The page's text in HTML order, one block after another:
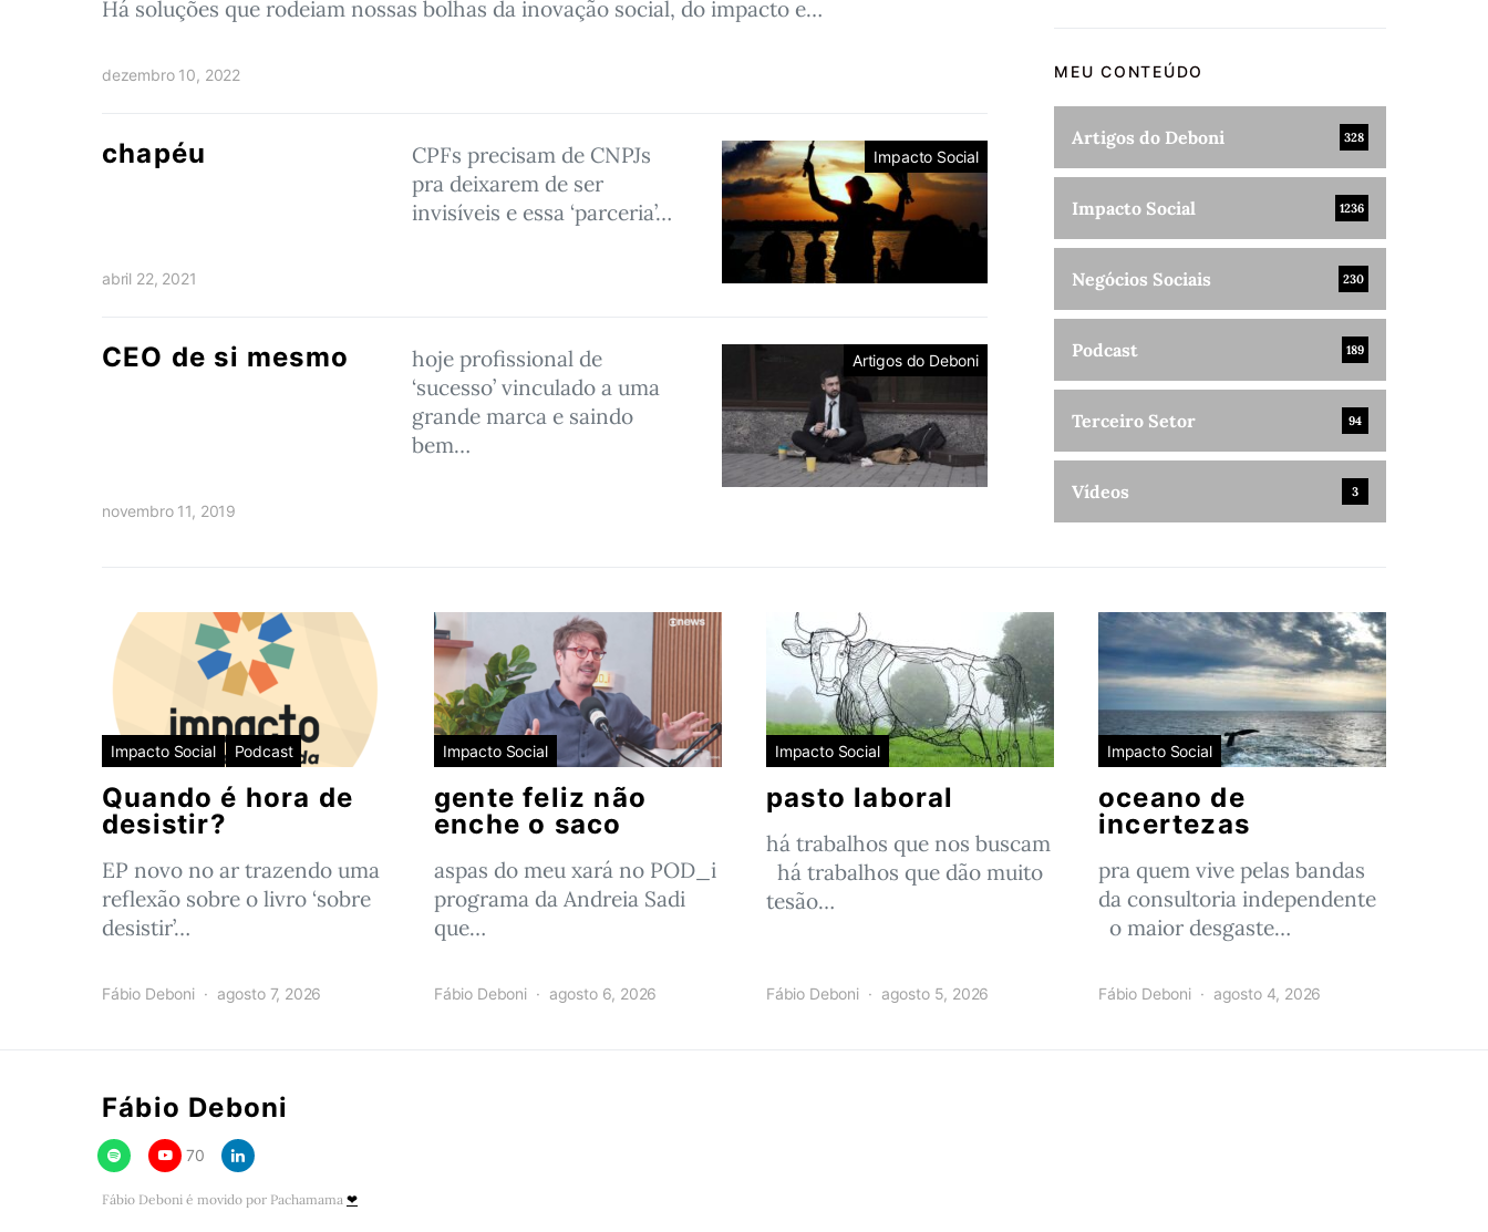
Há soluções que rodeiam nossas bolhas da inovação social, do impacto e…
dezembro 10, 2022
Impacto Social
chapéu
CPFs precisam de CNPJs
pra deixarem de ser
invisíveis e essa ‘parceria’…
abril 22, 2021
Artigos do Deboni
CEO de si mesmo
hoje profissional de
‘sucesso’ vinculado a uma
grande marca e saindo
bem…
novembro 11, 2019
MEU CONTEÚDO
Artigos do Deboni 328
Impacto Social 1236
Negócios Sociais 230
Podcast 189
Terceiro Setor 94
Vídeos 3
Impacto Social Podcast
Quando é hora de
desistir?
EP novo no ar trazendo uma
reflexão sobre o livro ‘sobre
desistir’…
Fábio Deboni agosto 7, 2026
Impacto Social
gente feliz não
enche o saco
aspas do meu xará no POD_i
programa da Andreia Sadi
que…
Fábio Deboni agosto 6, 2026
Impacto Social
pasto laboral
há trabalhos que nos buscam
há trabalhos que dão muito
tesão…
Fábio Deboni agosto 5, 2026
Impacto Social
oceano de
incertezas
pra quem vive pelas bandas
da consultoria independente
o maior desgaste…
Fábio Deboni agosto 4, 2026
Fábio Deboni
70
Fábio Deboni é movido por Pachamama ❤